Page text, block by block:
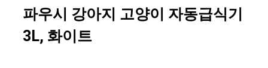
파우시 강아지 고양이 자동급식기
3L, 화이트